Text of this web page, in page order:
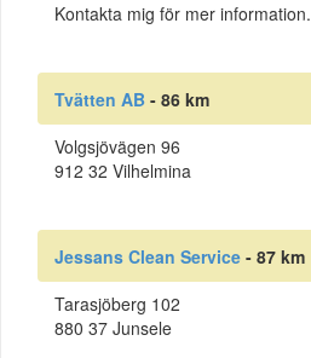
Kontakta mig för mer information.
Tvätten AB - 86 km
Volgsjövägen 96
912 32 Vilhelmina
Jessans Clean Service - 87 km
Tarasjöberg 102
880 37 Junsele